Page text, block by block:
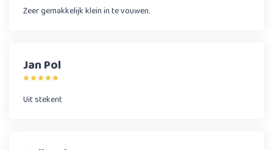
Zeer gemakkelijk klein in te vouwen.
Jan Pol
Uit stekent